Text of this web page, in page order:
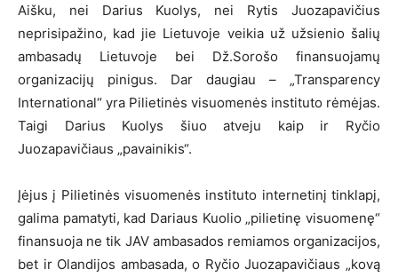
Aišku, nei Darius Kuolys, nei Rytis Juozapavičius
neprisipažino, kad jie Lietuvoje veikia už užsienio šalių
ambasadų Lietuvoje bei Dž.Sorošo finansuojamų
organizacijų pinigus. Dar daugiau – „Transparency
International“ yra Pilietinės visuomenės instituto rėmėjas.
Taigi Darius Kuolys šiuo atveju kaip ir Ryčio
Juozapavičiaus „pavainikis“.
Įėjus į Pilietinės visuomenės instituto internetinį tinklapį,
galima pamatyti, kad Dariaus Kuolio „pilietinę visuomenę“
finansuoja ne tik JAV ambasados remiamos organizacijos,
bet ir Olandijos ambasada, o Ryčio Juozapavičiaus „kovą